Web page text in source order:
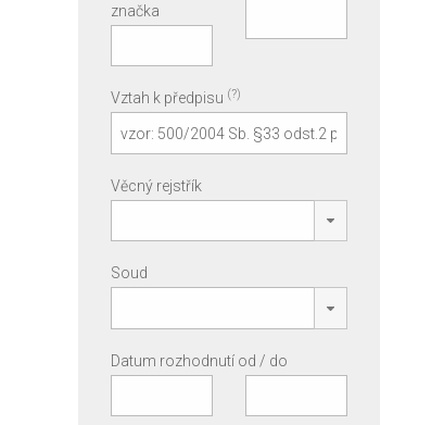
značka
Vztah k předpisu (?)
Věcný rejstřík
Soud
Datum rozhodnutí od / do